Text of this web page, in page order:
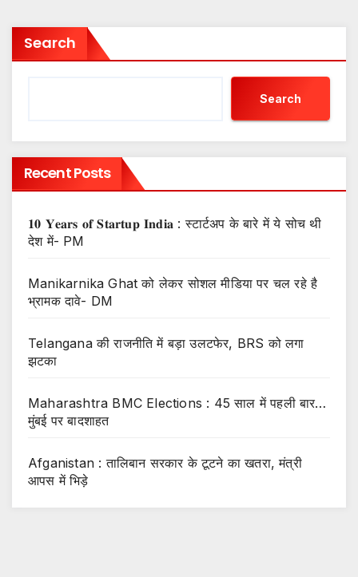
Search
Search
Recent Posts
𝟏𝟎 𝐘𝐞𝐚𝐫𝐬 𝐨𝐟 𝐒𝐭𝐚𝐫𝐭𝐮𝐩 𝐈𝐧𝐝𝐢𝐚 : स्टार्टअप के बारे में ये सोच थी
देश में- PM
Manikarnika Ghat को लेकर सोशल मीडिया पर चल रहे है
भ्रामक दावे- DM
Telangana की राजनीति में बड़ा उलटफेर, BRS को लगा
झटका
Maharashtra BMC Elections : 45 साल में पहली बार…
मुंबई पर बादशाहत
Afganistan : तालिबान सरकार के टूटने का खतरा, मंत्री
आपस में भिड़े